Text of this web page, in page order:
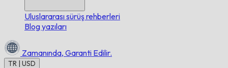
Uluslararası sürüş rehberleri
Blog yazıları
Zamanında, Garanti Edilir.
TR | USD